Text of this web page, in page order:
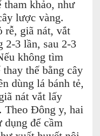
tham khảo, như
lược vàng.
rễ, giã nát, vắt
2-3 lần, sau 2-3
không tìm
thế bằng cây
dùng lá bánh tẻ,
nát vắt lấy
Theo Đông y, hai
dụng để cầm